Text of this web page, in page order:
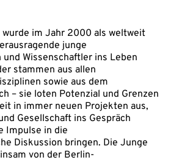
wurde im Jahr 2000 als weltweit
junge
Wissenschaftler ins Leben
stammen aus allen
sowie aus dem
– sie loten Potenzial und Grenzen
in immer neuen Projekten aus,
Gesellschaft ins Gespräch
Impulse in die
Diskussion bringen. Die Junge
von der Berlin-